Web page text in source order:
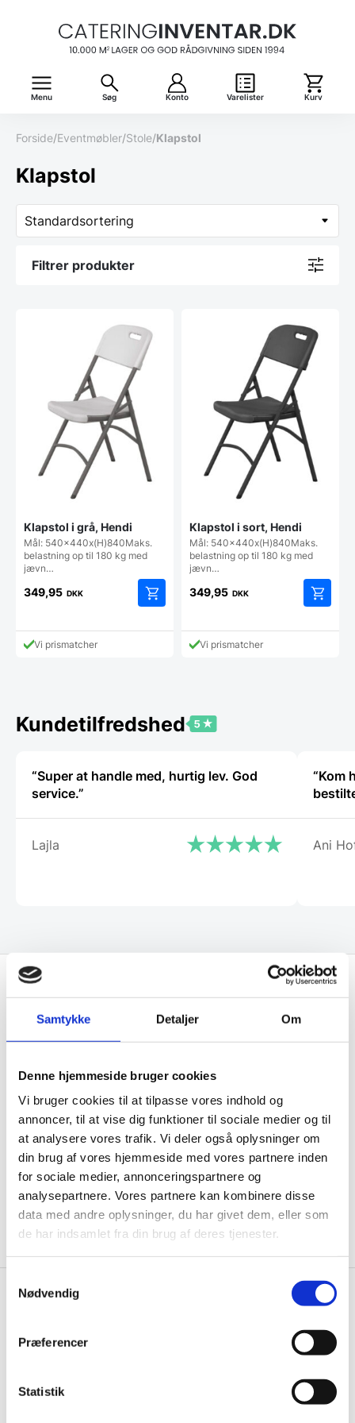
Samtykke Detaljer Om
Denne hjemmeside bruger cookies
Vi bruger cookies til at tilpasse vores indhold og
annoncer, til at vise dig funktioner til sociale medier og til
at analysere vores trafik. Vi deler også oplysninger om
din brug af vores hjemmeside med vores partnere inden
for sociale medier, annonceringspartnere og
analysepartnere. Vores partnere kan kombinere disse
data med andre oplysninger, du har givet dem, eller som
de har indsamlet fra din brug af deres tjenester.
Nødvendig
Præferencer
Statistik
Menu Søg Konto Varelister Kurv
Forside/Eventmøbler/Stole/Klapstol
Klapstol
Filtrer produkter
Klapstol i grå, Hendi
Mål: 540x440x(H)840Maks.
belastning op til 180 kg med
jævn…
349,95 DKK
Vi prismatcher
Klapstol i sort, Hendi
Mål: 540x440x(H)840Maks.
belastning op til 180 kg med
jævn…
349,95 DKK
Vi prismatcher
Kundetilfredshed
“Super at handle med, hurtig lev. God
service.”
Lajla
“Kom
Ani
Få de bedste tilbud først!
til de bedste tilbud. Og bare rolig, vi spammer dig
ikke, men sender kun relevante tilbud og
informationer til dig.
Ja tak, tilmeld mig
og 1,5 mio. reservedele indenfor 48 timer